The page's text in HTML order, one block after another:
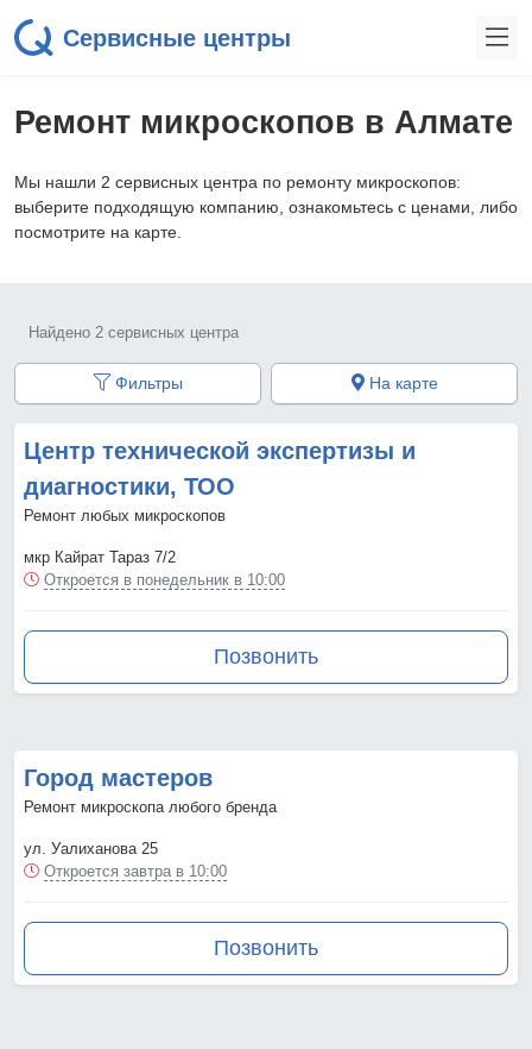
Сервисные центры
Ремонт микроскопов в Алмате
Мы нашли 2 сервисных центра по ремонту микроскопов:
выберите подходящую компанию, ознакомьтесь с ценами, либо
посмотрите на карте.
Найдено 2 сервисных центра
Фильтры На карте
Центр технической экспертизы и
диагностики, ТОО
Ремонт любых микроскопов
мкр Кайрат Тараз 7/2
Откроется в понедельник в 10:00
Позвонить
Город мастеров
Ремонт микроскопа любого бренда
ул. Уалиханова 25
Откроется завтра в 10:00
Позвонить